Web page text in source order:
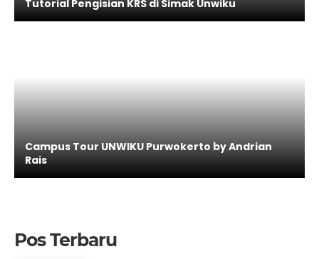
Tutorial Pengisian KRS di Simak Unwiku
Campus Tour UNWIKU Purwokerto by Andrian
Rais
Pos Terbaru